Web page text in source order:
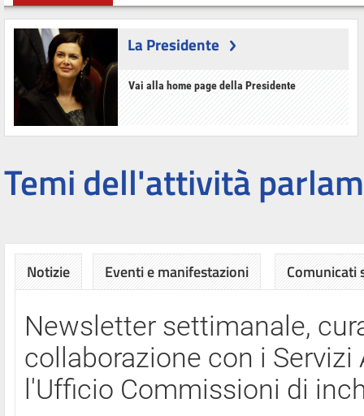
La Presidente
Vai alla home page della Presidente
Temi dell'attività
Notizie Eventi e manifestazioni Comunicati
Newsletter settimanale,
collaborazione con i
l'Ufficio Commissioni di